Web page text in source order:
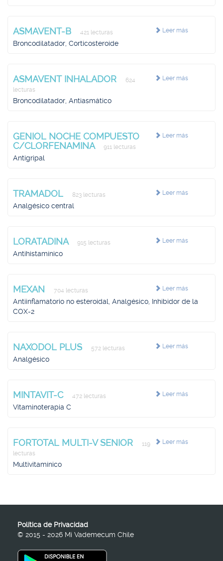
Leer más
ASMAVENT-B 421 lecturas
Broncodilatador, Corticosteroide
Leer más
ASMAVENT INHALADOR
624
lecturas
Broncodilatador, Antiasmático
Leer más
GENIOL NOCHE COMPUESTO
C/CLORFENAMINA
911 lecturas
Antigripal
Leer más
TRAMADOL 823 lecturas
Analgésico central
Leer más
LORATADINA 915 lecturas
Antihistamínico
Leer más
MEXAN 704 lecturas
Antiinflamatorio no esteroidal, Analgésico, Inhibidor de la
COX-2
Leer más
NAXODOL PLUS 572 lecturas
Analgésico
Leer más
MINTAVIT-C 472 lecturas
Vitaminoterapia C
Leer más
FORTOTAL MULTI-V SENIOR
119
lecturas
Multivitamínico
Política de Privacidad
© 2015 - 2026 Mi Vademecum Chile